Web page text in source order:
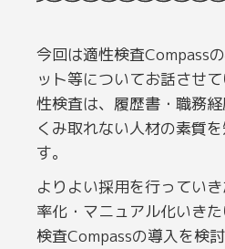
今回は適性検査Compass
ット等についてお話させ
性検査は、履歴書・職務
くみ取れない人材の素質
す。
よりよい採用を行ってい
率化・マニュアル化いき
検査Compassの導入を検